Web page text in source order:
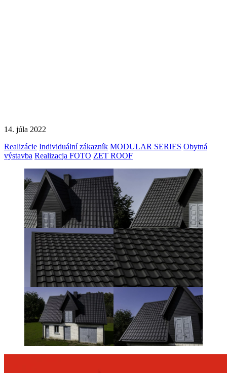
14. júla 2022
Realizácie Individuální zákazník MODULAR SERIES Obytná
výstavba Realizacja FOTO ZET ROOF